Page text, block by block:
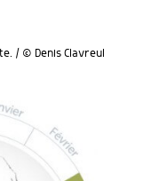
/ © Denis Clavreul